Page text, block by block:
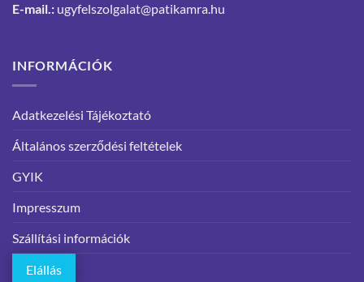
E-mail.: ugyfelszolgalat@patikamra.hu
INFORMÁCIÓK
Adatkezelési Tájékoztató
Általános szerződési feltételek
GYIK
Impresszum
Szállítási információk
Elállás